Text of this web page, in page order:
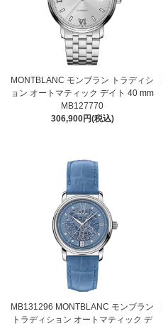
MONTBLANC モンブラン トラディシ
ョン オートマティック デイト 40 mm
MB127770
306,900円(税込)
MB131296 MONTBLANC モンブラン
トラディション オートマティック デ